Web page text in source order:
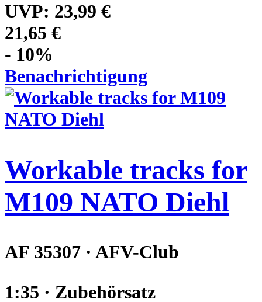
UVP: 23,99 €
21,65 €
- 10%
Benachrichtigung
Workable tracks for
M109 NATO Diehl
AF 35307 · AFV-Club
1:35 · Zubehörsatz